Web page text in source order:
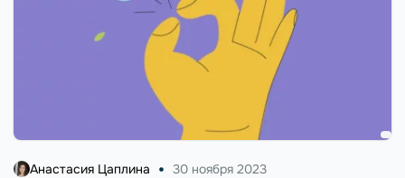
Анастасия Цаплина 30 ноября 2023